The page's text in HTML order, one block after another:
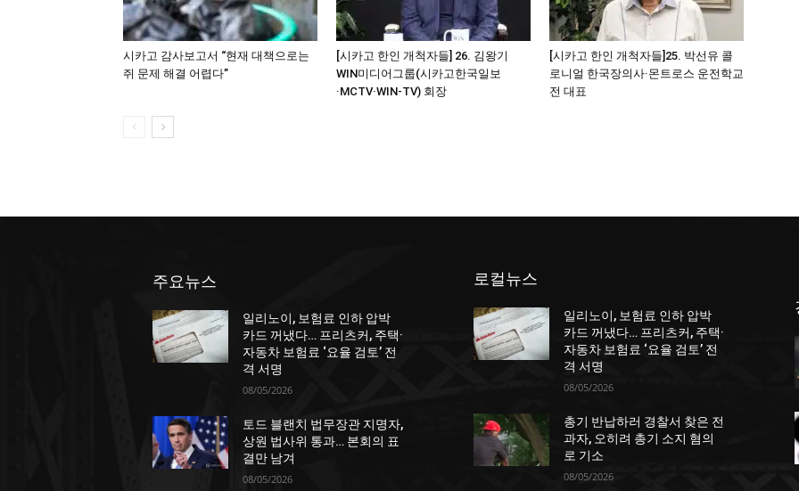
시카고 감사보고서 “현재 대책으로는
쥐 문제 해결 어렵다”
[시카고 한인 개척자들] 26. 김왕기
WIN미디어그룹(시카고한국일보
·MCTV·WIN-TV) 회장
[시카고 한인 개척자들]25. 박선유 콜
로니얼 한국장의사·몬트로스 운전학교
전 대표
주요뉴스
일리노이, 보험료 인하 압박
카드 꺼냈다… 프리츠커, 주택·
자동차 보험료 ‘요율 검토’ 전
격 서명
08/05/2026
토드 블랜치 법무장관 지명자,
상원 법사위 통과… 본회의 표
결만 남겨
08/05/2026
로컬뉴스
일리노이, 보험료 인하 압박
카드 꺼냈다… 프리츠커, 주택·
자동차 보험료 ‘요율 검토’ 전
격 서명
08/05/2026
총기 반납하러 경찰서 찾은 전
과자, 오히려 총기 소지 혐의
로 기소
08/05/2026